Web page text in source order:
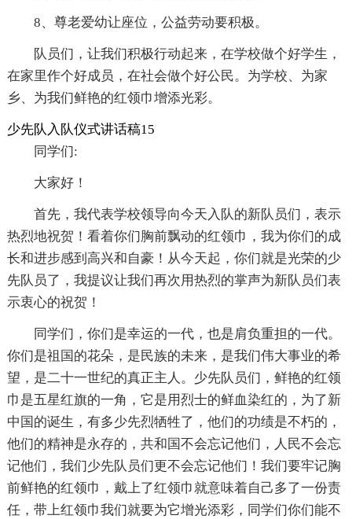
8、尊老爱幼让座位，公益劳动要积极。
队员们，让我们积极行动起来，在学校做个好学生，
在家里作个好成员，在社会做个好公民。为学校、为家
乡、为我们鲜艳的红领巾增添光彩。
少先队入队仪式讲话稿15
同学们:
大家好！
首先，我代表学校领导向今天入队的新队员们，表示
热烈地祝贺！看着你们胸前飘动的红领巾，我为你们的成
长和进步感到高兴和自豪！从今天起，你们就是光荣的少
先队员了，我提议让我们再次用热烈的掌声为新队员们表
示衷心的祝贺！
同学们，你们是幸运的一代，也是肩负重担的一代。
你们是祖国的花朵，是民族的未来，是我们伟大事业的希
望，是二十一世纪的真正主人。少先队员们，鲜艳的红领
巾是五星红旗的一角，它是用烈士的鲜血染红的，为了新
中国的诞生，有多少先烈牺牲了，他们的功绩是不朽的，
他们的精神是永存的，共和国不会忘记他们，人民不会忘
记他们，我们少先队员们更不会忘记他们！我们要牢记胸
前鲜艳的红领巾，戴上了红领巾就意味着自己多了一份责
任，带上红领巾我们就要为它增光添彩，同学们你们能不